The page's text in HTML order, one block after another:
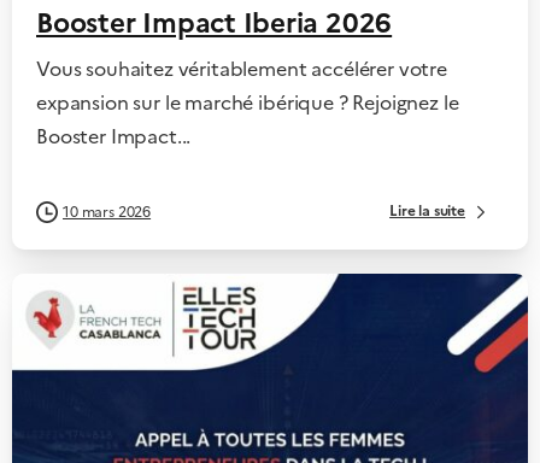
Booster Impact Iberia 2026
Vous souhaitez véritablement accélérer votre
expansion sur le marché ibérique ? Rejoignez le
Booster Impact...
10 mars 2026 Lire la suite